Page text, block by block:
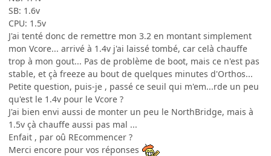
SB: 1.6v
CPU: 1.5v
J'ai tenté donc de remettre mon 3.2 en montant simplement
mon Vcore... arrivé à 1.4v j'ai laissé tombé, car celà chauffe
trop à mon gout... Pas de problème de boot, mais ce n'est pas
stable, et çà freeze au bout de quelques minutes d'Orthos...
Petite question, puis-je , passé ce seuil qui m'em...rde un peu
qu'est le 1.4v pour le Vcore ?
J'ai bien envi aussi de monter un peu le NorthBridge, mais à
1.5v çà chauffe aussi pas mal ...
Enfait , par oû REcommencer ?
Merci encore pour vos réponses